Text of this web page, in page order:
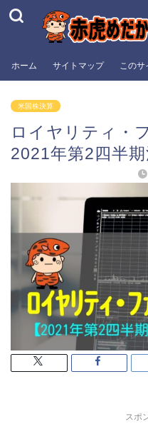
ホーム サイトマップ このサ
米国株決算
ロイヤリティ・
2021年第2四半
スポ